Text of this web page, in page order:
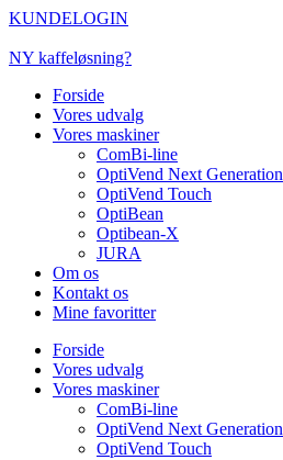
Videre
indhold
KUNDELOGIN
NY kaffeløsning?
Forside
Vores udvalg
Vores maskiner
ComBi-line
OptiVend Next Generation
OptiVend Touch
OptiBean
Optibean-X
JURA
Om os
Kontakt os
Mine favoritter
Forside
Vores udvalg
Vores maskiner
ComBi-line
OptiVend Next Generation
OptiVend Touch